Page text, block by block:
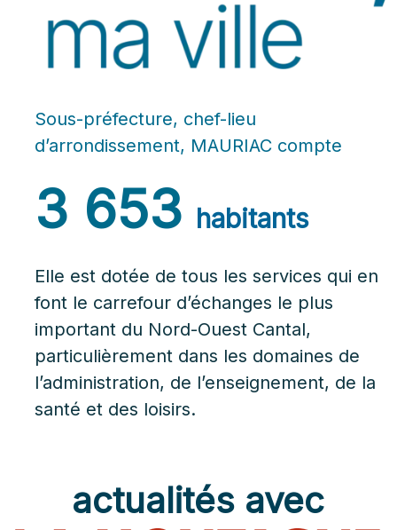
Sous-préfecture, chef-lieu
d’arrondissement, MAURIAC compte
3 653 habitants
Elle est dotée de tous les services qui en
font le carrefour d’échanges le plus
important du Nord-Ouest Cantal,
particulièrement dans les domaines de
l’administration, de l’enseignement, de la
santé et des loisirs.
actualités avec